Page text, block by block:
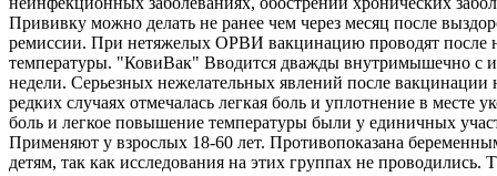
Прививку можно делать не ранее чем через месяц после
ремиссии. При нетяжелых ОРВИ вакцинацию проводят после
температуры. "КовиВак" Вводится дважды внутримышечно с
недели. Серьезных нежелательных явлений после вакцинации
редких случаях отмечалась легкая боль и уплотнение в месте
боль и легкое повышение температуры были у единичных
Применяют у взрослых 18-60 лет. Противопоказана
детям, так как исследования на этих группах не проводились.